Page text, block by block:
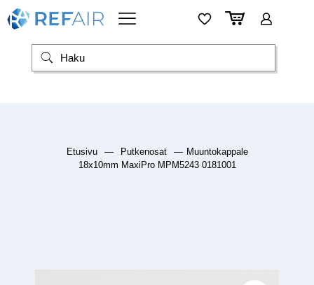
Etusivu — Putkenosat — Muuntokappale
18x10mm MaxiPro MPM5243 0181001